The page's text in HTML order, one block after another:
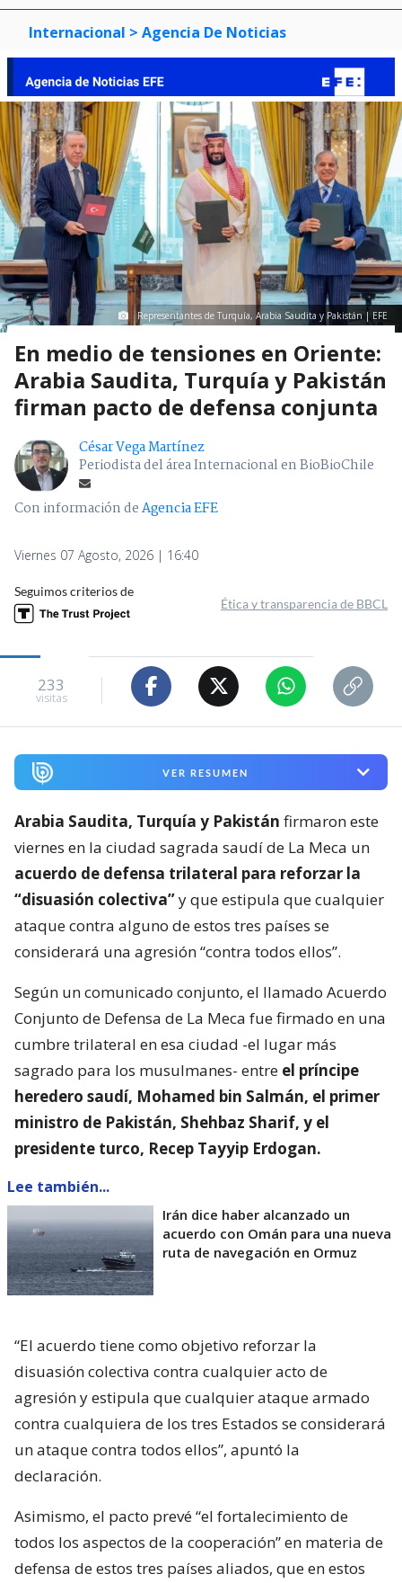
Internacional > Agencia De Noticias
Representantes de Turquía, Arabia Saudita y Pakistán | EFE
En medio de tensiones en Oriente:
Arabia Saudita, Turquía y Pakistán
firman pacto de defensa conjunta
César Vega Martínez
Periodista del área Internacional en BioBioChile
Con información deAgencia EFE
Viernes 07 Agosto, 2026 | 16:40
Seguimos criterios de
Ética y transparencia de BBCL
233
visitas
VER RESUMEN
Arabia Saudita, Turquía y Pakistán firmaron este
viernes en la ciudad sagrada saudí de La Meca un
acuerdo de defensa trilateral para reforzar la
“disuasión colectiva”y que estipula que cualquier
ataque contra alguno de estos tres países se
considerará una agresión “contra todos ellos”.
Según un comunicado conjunto, el llamado Acuerdo
Conjunto de Defensa de La Meca fue firmado en una
cumbre trilateral en esa ciudad -el lugar más
sagrado para los musulmanes- entre el príncipe
heredero saudí, Mohamed bin Salmán, el primer
ministro de Pakistán, Shehbaz Sharif, y el
presidente turco, Recep Tayyip Erdogan.
Lee también...
Irán dice haber alcanzado un
acuerdo con Omán para una nueva
ruta de navegación en Ormuz
“El acuerdo tiene como objetivo reforzar la
disuasión colectiva contra cualquier acto de
agresión y estipula que cualquier ataque armado
contra cualquiera de los tres Estados se considerará
un ataque contra todos ellos”, apuntó la
declaración.
Asimismo, el pacto prevé “el fortalecimiento de
todos los aspectos de la cooperación” en materia de
defensa de estos tres países aliados, que en estos